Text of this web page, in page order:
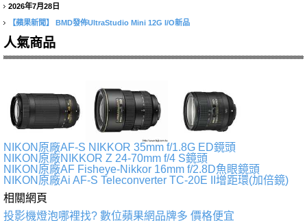
2026年7月28日
【蘋果新聞】
BMD發佈UltraStudio Mini 12G I/O新品
人氣商品
NIKON原廠AF-S NIKKOR 35mm f/1.8G ED鏡頭
NIKON原廠NIKKOR Z 24-70mm f/4 S鏡頭
NIKON原廠AF Fisheye-Nikkor 16mm f/2.8D魚眼鏡頭
NIKON原廠Ai AF-S Teleconverter TC-20E II增距環(加倍鏡)
相關網頁
投影機燈泡哪裡找? 數位蘋果網品牌多 價格便宜